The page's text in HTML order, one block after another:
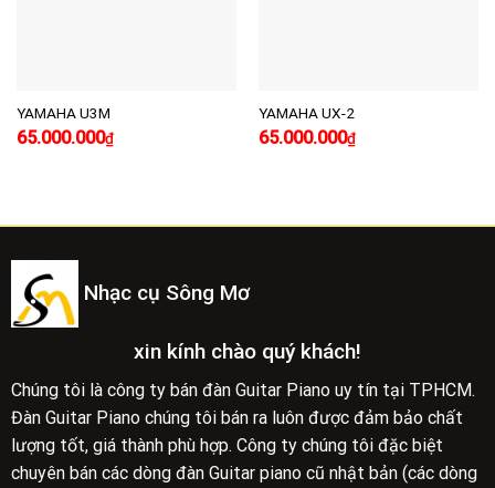
YAMAHA U3M
65.000.000₫
YAMAHA UX-2
65.000.000₫
Nhạc cụ Sông Mơ
xin kính chào quý khách!
Chúng tôi là công ty bán đàn Guitar Piano uy tín tại TPHCM.
Đàn Guitar Piano chúng tôi bán ra luôn được đảm bảo chất
lượng tốt, giá thành phù hợp. Công ty chúng tôi đặc biệt
chuyên bán các dòng đàn Guitar piano cũ nhật bản (các dòng